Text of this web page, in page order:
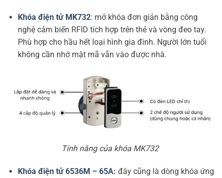
Khóa điện tử MK732: mở khóa đơn giản bằng công
nghệ cảm biến RFID tích hợp trên thẻ và vòng đeo tay.
Phù hợp cho hầu hết loại hình gia đình. Người lớn tuổi
không cần nhớ mật mã vẫn vào được nhà.
Tính năng của khóa MK732
Khóa điện tử 6536M – 65A: đây cũng là dòng khóa ứng